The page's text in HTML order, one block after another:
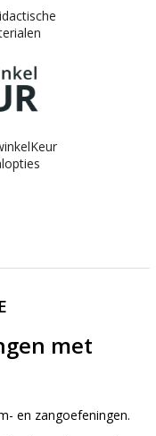
met
en zangoefeningen.